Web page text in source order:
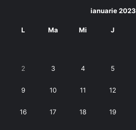
ianuarie 2023
L Ma Mi J
2 3 4 5
9 10 11 12
16 17 18 19